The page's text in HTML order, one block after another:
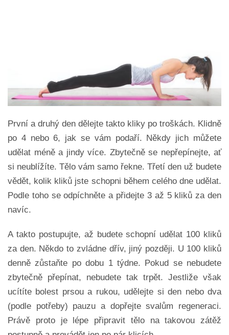
První a druhý den dělejte takto kliky po troškách. Klidně
po 4 nebo 6, jak se vám podaří. Někdy jich můžete
udělat méně a jindy více. Zbytečně se nepřepínejte, ať
si neublížíte. Tělo vám samo řekne. Třetí den už budete
vědět, kolik kliků jste schopni během celého dne udělat.
Podle toho se odpíchněte a přidejte 3 až 5 kliků za den
navíc.
A takto postupujte, až budete schopní udělat 100 kliků
za den. Někdo to zvládne dřív, jiný později. U 100 kliků
denně zůstaňte po dobu 1 týdne. Pokud se nebudete
zbytečně přepínat, nebudete tak trpět. Jestliže však
ucítíte bolest prsou a rukou, udělejte si den nebo dva
(podle potřeby) pauzu a dopřejte svalům regeneraci.
Právě proto je lépe připravit tělo na takovou zátěž